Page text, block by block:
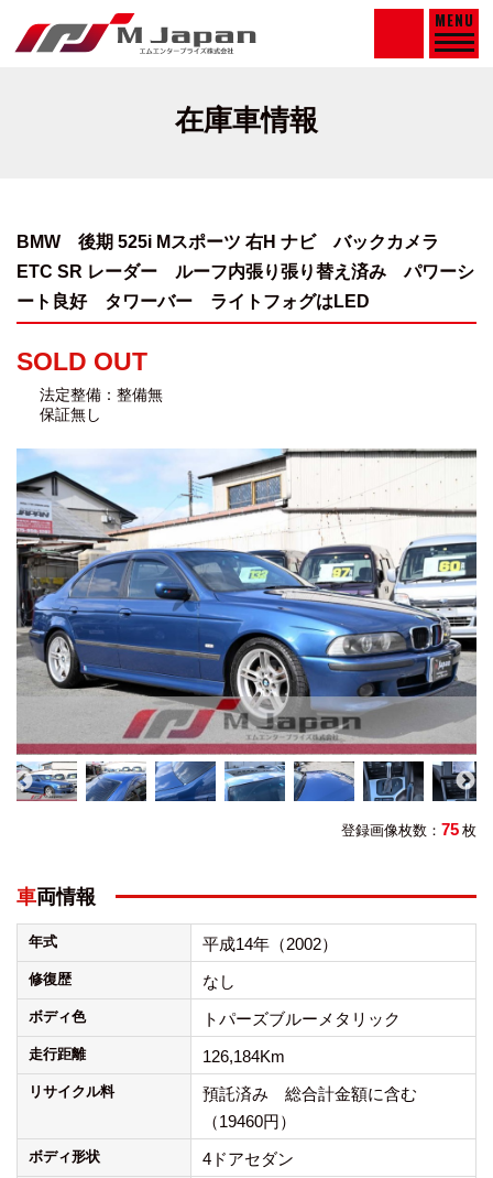
MENU
在庫車情報
BMW 後期 525i Mスポーツ 右H ナビ バックカメラ
ETC SR レーダー ルーフ内張り張り替え済み パワーシ
ート良好 タワーバー ライトフォグはLED
SOLD OUT
法定整備：整備無
保証無し
登録画像枚数： 75 枚
車両情報
年式 平成14年（2002）
修復歴 なし
ボディ色 トパーズブルーメタリック
走行距離 126,184Km
リサイクル料
預託済み 総合計金額に含む
（19460円）
ボディ形状 4ドアセダン